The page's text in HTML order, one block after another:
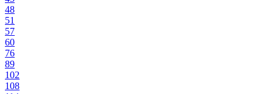
48
51
57
60
76
89
102
108